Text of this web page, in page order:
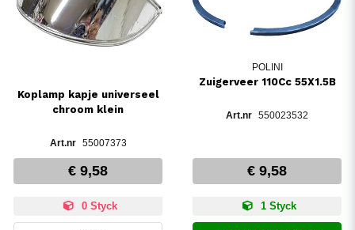
Koplamp kapje universeel
chroom klein
55007373
€ 9,58
0 Styck
POLINI
Zuigerveer 110Cc 55X1.5B
550023532
€ 9,58
1 Styck